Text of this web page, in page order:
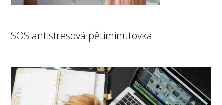
SOS antistresová pětiminutovka